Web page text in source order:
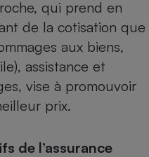
qui prend en
de la cotisation que
aux biens,
assistance et
vise à promouvoir
prix.
de l’assurance